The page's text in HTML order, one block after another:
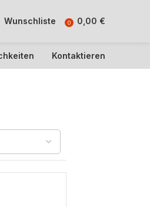
Wunschliste 0 0,00 €
Kontaktieren